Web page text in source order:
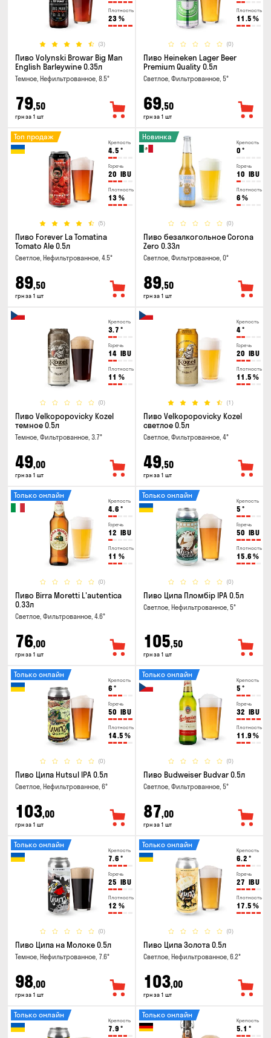
Плотность
23 %
(3)
Пиво Volynski Browar Big Man
English Barleywine 0.35л
Темное, Нефильтрованное, 8.5°
79,50
грн за 1 шт
Плотность
11.5 %
(0)
Пиво Heineken Lager Beer
Premium Quality 0.5л
Светлое, Фильтрованное, 5°
69,50
грн за 1 шт
Крепость
4.5 °
Горечь
20 IBU
Плотность
13 %
(5)
Топ продаж
Пиво Forever La Tomatina
Tomato Ale 0.5л
Светлое, Нефильтрованное, 4.5°
89,50
грн за 1 шт
Крепость
0 °
Горечь
10 IBU
Плотность
6 %
(0)
Новинка
Пиво безалкогольное Corona
Zero 0.33л
Светлое, Фильтрованное, 0°
89,50
грн за 1 шт
Крепость
3.7 °
Горечь
14 IBU
Плотность
11 %
(0)
Пиво Velkopopovicky Kozel
темное 0.5л
Темное, Фильтрованное, 3.7°
49,00
грн за 1 шт
Крепость
4°
Горечь
20 IBU
Плотность
11.5 %
(1)
Пиво Velkopopovicky Kozel
светлое 0.5л
Светлое, Фильтрованное, 4°
49,50
грн за 1 шт
Крепость
4.6 °
Горечь
12 IBU
Плотность
11 %
(0)
Только онлайн
Пиво Birra Moretti L'autentica
0.33л
Светлое, Фильтрованное, 4.6°
76,00
грн за 1 шт
Крепость
5 °
Горечь
50 IBU
Плотность
15.6 %
(0)
Только онлайн
Пиво Ципа Пломбір IPA 0.5л
Светлое, Нефильтрованное, 5°
105,50
грн за 1 шт
Крепость
6 °
Горечь
50 IBU
Плотность
14.5 %
(0)
Только онлайн
Пиво Ципа Hutsul IPA 0.5л
Светлое, Нефильтрованное, 6°
103,00
грн за 1 шт
Крепость
5 °
Горечь
32 IBU
Плотность
11.9 %
(0)
Только онлайн
Пиво Budweiser Budvar 0.5л
Светлое, Фильтрованное, 5°
87,00
грн за 1 шт
Крепость
7.6 °
Горечь
25 IBU
Плотность
12 %
(0)
Только онлайн
Пиво Ципа на Молоке 0.5л
Темное, Нефильтрованное, 7.6°
98,00
грн за 1 шт
Крепость
6.2 °
Горечь
27 IBU
Плотность
17.5 %
(0)
Только онлайн
Пиво Ципа Золота 0.5л
Светлое, Нефильтрованное, 6.2°
103,00
грн за 1 шт
Крепость
7.9 °
Только онлайн
Крепость
5.1 °
Только онлайн